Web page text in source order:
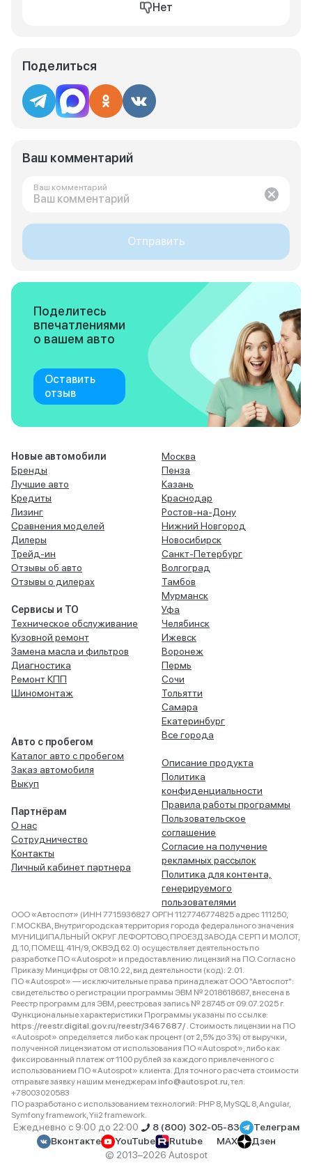
Нет
Поделиться
Ваш комментарий
Ваш комментарий
Отправить
Поделитесь
впечатлениями
о вашем авто
Оставить
отзыв
Новые автомобили
Бренды
Лучшие авто
Кредиты
Лизинг
Сравнения моделей
Дилеры
Трейд-ин
Отзывы об авто
Отзывы о дилерах
Сервисы и ТО
Техническое обслуживание
Кузовной ремонт
Замена масла и фильтров
Диагностика
Ремонт КПП
Шиномонтаж
Авто с пробегом
Каталог авто с пробегом
Заказ автомобиля
Выкуп
Партнёрам
О нас
Сотрудничество
Контакты
Личный кабинет партнера
Москва
Пенза
Казань
Краснодар
Ростов-на-Дону
Нижний Новгород
Новосибирск
Санкт-Петербург
Волгоград
Тамбов
Мурманск
Уфа
Челябинск
Ижевск
Воронеж
Пермь
Сочи
Тольятти
Самара
Екатеринбург
Все города
Описание продукта
Политика
конфиденциальности
Правила работы программы
Пользовательское
соглашение
Согласие на получение
рекламных рассылок
Политика для контента,
генерируемого
пользователями
ООО «Автоспот» (ИНН 7715936827 ОРГН 1127746774825 адрес 111250,
Г.МОСКВА, Внутригородская территория города федерального значения
МУНИЦИПАЛЬНЫЙ ОКРУГ ЛЕФОРТОВО, ПРОЕЗД ЗАВОДА СЕРП И МОЛОТ,
Д. 10, ПОМЕЩ. 41Н/9, ОКВЭД 62.0) осуществляет деятельность по
разработке ПО «Autospot» и предоставлению лицензий на ПО. Согласно
Приказу Минцифры от 08.10.22, вид деятельности (код): 2.01.
ПО «Autospot» — исключительные права принадлежат ООО "Автоспот":
свидетельство о регистрации программы ЭВМ № 2018618687, внесена в
Реестр программ для ЭВМ, реестровая запись № 28745 от 09.07.2025 г.
Функциональные характеристики Программы указаны по ссылке:
https://reestr.digital.gov.ru/reestr/3467687/ . Стоимость лицензии на ПО
«Autospot» определяется либо как процент (от 2,5% до 3%) от выручки,
полученной лицензиатом от использования ПО «Autospot», либо как
фиксированный платеж от 1100 рублей за каждого привлеченного с
использованием ПО «Autospot» клиента. Для точного расчета стоимости
отправьте заявку нашим менеджерам info@autospot.ru, тел.
+78003020583
ПО разработано с использованием технологий: PHP 8, MySQL 8, Angular,
Symfony framework, Yii2 framework.
Ежедневно с 9:00 до 22:00 8 (800) 302-05-83
Телеграм
Вконтакте
YouTube Rutube MAX
Дзен
© 2013–2026 Autospot